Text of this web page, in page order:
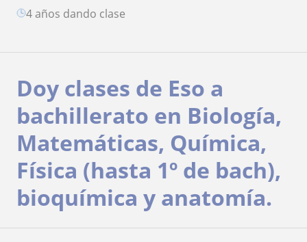
4 años dando clase
Doy clases de Eso a
bachillerato en Biología,
Matemáticas, Química,
Física (hasta 1º de bach),
bioquímica y anatomía.